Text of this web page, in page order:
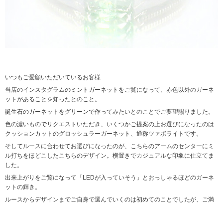
いつもご愛顧いただいているお客様
当店のインスタグラムのミントガーネットをご覧になって、赤色以外のガーネ
ットがあることを知ったとのこと。
誕生石のガーネットをグリーンで作ってみたいとのことでご要望賜りました。
色の濃いものでリクエストいただき、いくつかご提案の上お選びになったのは
クッションカットのグロッシュラーガーネット、通称ツァボライトです。
そしてルースに合わせてお選びになったのが、こちらのアームのセンターにミ
ル打ちをほどこしたこちらのデザイン。横置きでカジュアルな印象に仕立てま
した。
出来上がりをご覧になって「LEDが入っていそう」とおっしゃるほどのガーネ
ットの輝き。
ルースからデザインまでご自身で選んでいくのは初めてのことでしたが、ご満